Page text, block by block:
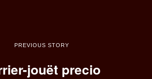
PREVIOUS STORY
jouët precio